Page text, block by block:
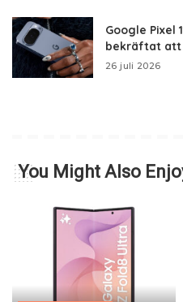
Google Pixel
bekräftat att
26 juli 2026
You Might Also